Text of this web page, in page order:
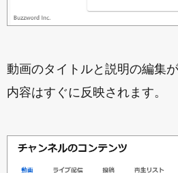
動画のタイトルと説明の編集
内容はすぐに反映されます。